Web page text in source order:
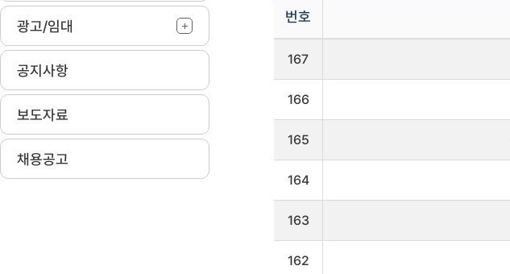
광고/임대
공지사항
보도자료
채용공고
자
시
트
타
번호
167
166
165
164
163
162